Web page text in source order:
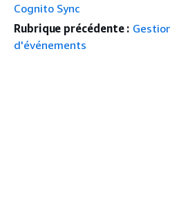
Cognito Sync
Rubrique précédente :
d'événements